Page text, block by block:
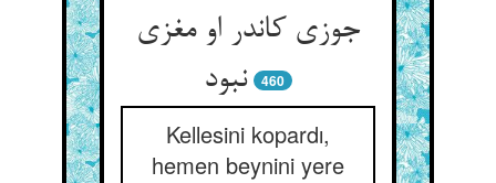
جوزی کاندر او مغزی
نبود
460
Kellesini kopardı,
hemen beynini yere